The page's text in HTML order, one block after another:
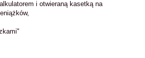
i otwieraną kasetką na